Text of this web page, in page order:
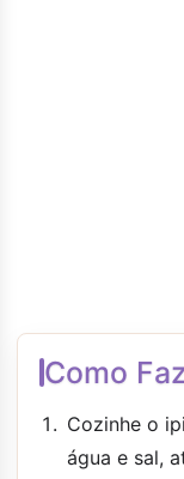
Como
Cozinhe o
água e sal,